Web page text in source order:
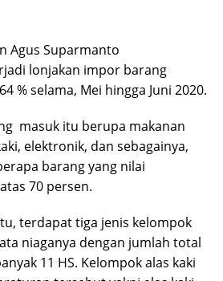
Agus Suparmanto
lonjakan impor barang
% selama, Mei hingga Juni 2020.
masuk itu berupa makanan
elektronik, dan sebagainya,
barang yang nilai
70 persen.
terdapat tiga jenis kelompok
niaganya dengan jumlah total
11 HS. Kelompok alas kaki